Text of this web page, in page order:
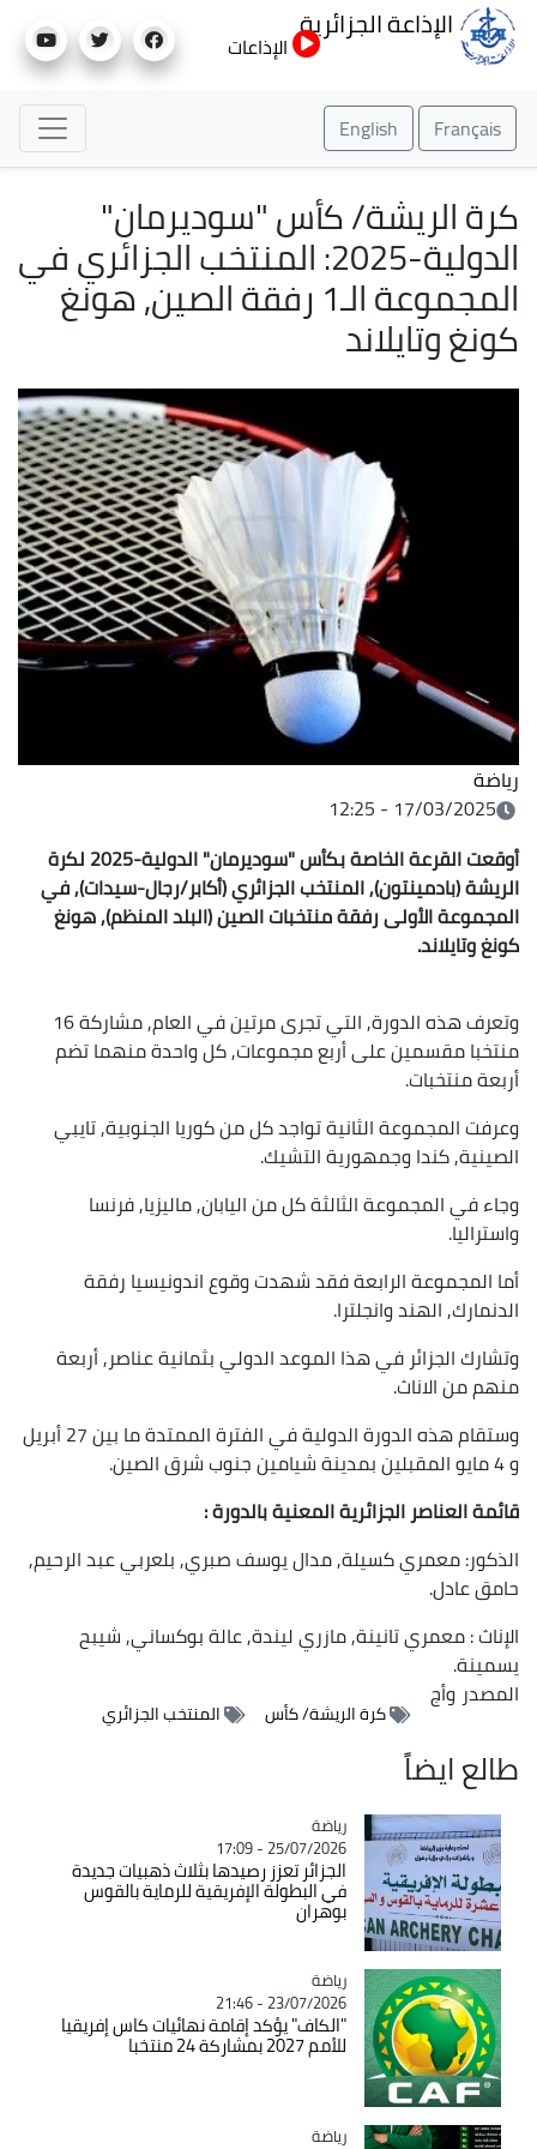
إلى
الإذاعة الجزائرية
الإذاعات
Français
English
كرة الريشة/ كأس "سوديرمان"
الدولية-2025: المنتخب الجزائري في
المجموعة الـ1 رفقة الصين, هونغ
كونغ وتايلاند
رياضة
17/03/2025 - 12:25
أوقعت القرعة الخاصة بكأس "سوديرمان" الدولية-2025 لكرة
الريشة (بادمينتون), المنتخب الجزائري (أكابر/رجال-سيدات), في
المجموعة الأولى رفقة منتخبات الصين (البلد المنظم), هونغ
كونغ وتايلاند.
وتعرف هذه الدورة, التي تجرى مرتين في العام, مشاركة 16
منتخبا مقسمين على أربع مجموعات, كل واحدة منهما تضم
أربعة منتخبات.
وعرفت المجموعة الثانية تواجد كل من كوريا الجنوبية, تايبي
الصينية, كندا وجمهورية التشيك.
وجاء في المجموعة الثالثة كل من اليابان, ماليزيا, فرنسا
واستراليا.
أما المجموعة الرابعة فقد شهدت وقوع اندونيسيا رفقة
الدنمارك, الهند وانجلترا.
وتشارك الجزائر في هذا الموعد الدولي بثمانية عناصر, أربعة
منهم من الاناث.
وستقام هذه الدورة الدولية في الفترة الممتدة ما بين 27 أبريل
قائمة العناصر الجزائرية المعنية بالدورة :
الذكور: معمري كسيلة, مدال يوسف صبري, بلعربي عبد الرحيم,
حامق عادل.
الإناث : معمري تانينة, مازري ليندة, عالة بوكساني, شيبح
يسمينة.
المصدروأج
كرة الريشة/ كأس المنتخب الجزائري
طالع ايضاً
Catégorie
رياضة
25/07/2026 - 17:09
الجزائر تعزز رصيدها بثلاث ذهبيات جديدة
في البطولة الإفريقية للرماية بالقوس
بوهران
Catégorie
رياضة
23/07/2026 - 21:46
"الكاف" يؤكد إقامة نهائيات كاس إفريقيا
للأمم 2027 بمشاركة 24 منتخبا
Catégorie
رياضة